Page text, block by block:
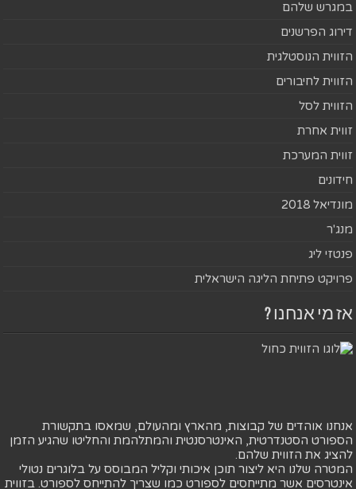
במגרש שלהם
דירוג הפרשנים
הזווית הנוסטלגית
הזווית לחיבורים
הזווית לסל
זווית אחרת
זווית המערכת
חידונים
מונדיאל 2018
מנג'ר
פנטזי ליג
פרויקט פתיחת הליגה הישראלית
אז מי אנחנו ?
אנחנו אוהדים של קבוצות, מהארץ ומהעולם, שמאסו בתקשורת
הספורט הסטנדרטית, האינטרסנטית והמתלהמת והחליטו שהגיע הזמן
להציג את הזווית שלהם.
המטרה שלנו היא ליצור תוכן איכותי וקליל המבוסס על בלוגרים נטולי
אינטרסים אשר מתייחסים לספורט כמו שצריך להתייחס לספורט. בזווית